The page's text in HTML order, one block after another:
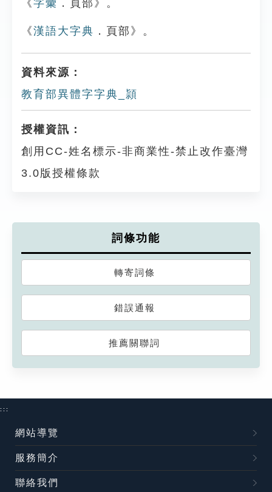
《字彙 ．頁部》。
《漢語大字典 ．頁部》。
資料來源：
教育部異體字字典_頴
授權資訊：
創用CC-姓名標示-非商業性-禁止改作臺灣
3.0版授權條款
詞條功能
轉寄詞條
錯誤通報
推薦關聯詞
:::
網站導覽
服務簡介
聯絡我們